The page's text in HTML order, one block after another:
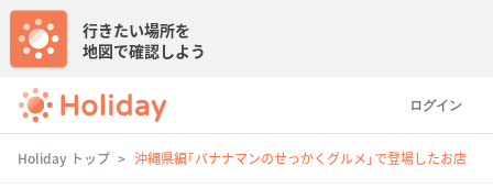
ログイン
行きたい場所を
地図で確認しよう
Holiday トップ 沖縄県編「バナナマンのせっかくグルメ」で登場したお店